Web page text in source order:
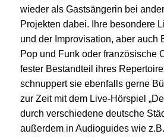
wieder als Gastsängerin bei
Projekten dabei. Ihre besondere
und der Improvisation, aber auch
Pop und Funk oder französische
fester Bestandteil ihres
schnuppert sie ebenfalls gerne
zur Zeit mit dem Live-Hörspiel
durch verschiedene deutsche
außerdem in Audioguides wie